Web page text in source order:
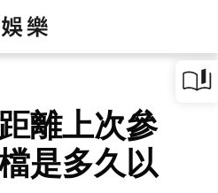
離上次參
是多久以